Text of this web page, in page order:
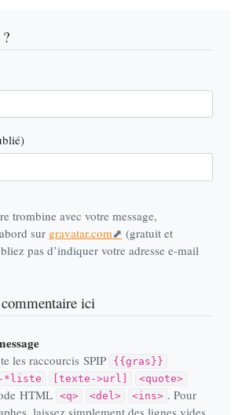
trombine avec votre message,
sur gravatar.com
(gratuit et
pas d’indiquer votre adresse e-mail
ici
les raccourcis SPIP
{{gras}}
-*liste [texte->url]
<quote>
HTML <q> <del> <ins> . Pour
laissez simplement des lignes vides.